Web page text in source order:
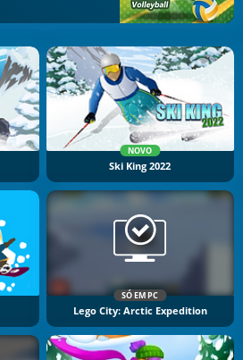
NOVO
Ski King 2022
SÓ EM PC
Lego City: Arctic Expedition